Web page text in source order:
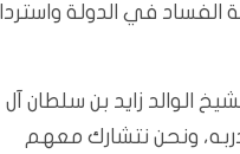
الفساد في الدولة
الوالد زايد بن سلطان آل
ونحن نتشارك معهم